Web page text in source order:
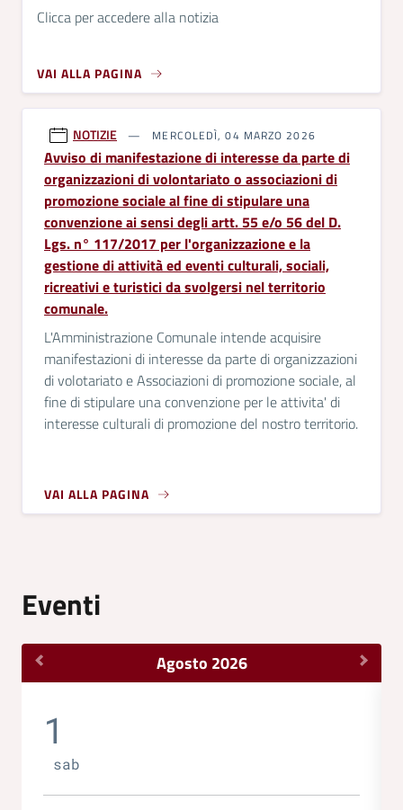
Clicca per accedere alla notizia
VAI ALLA PAGINA
NOTIZIE MERCOLEDÌ, 04 MARZO 2026
Avviso di manifestazione di interesse da parte di
organizzazioni di volontariato o associazioni di
promozione sociale al fine di stipulare una
convenzione ai sensi degli artt. 55 e/o 56 del D.
Lgs. n° 117/2017 per l'organizzazione e la
gestione di attività ed eventi culturali, sociali,
ricreativi e turistici da svolgersi nel territorio
comunale.
L'Amministrazione Comunale intende acquisire
manifestazioni di interesse da parte di organizzazioni
di volotariato e Associazioni di promozione sociale, al
fine di stipulare una convenzione per le attivita' di
interesse culturali di promozione del nostro territorio.
VAI ALLA PAGINA
Eventi
Agosto 2026
1
sab